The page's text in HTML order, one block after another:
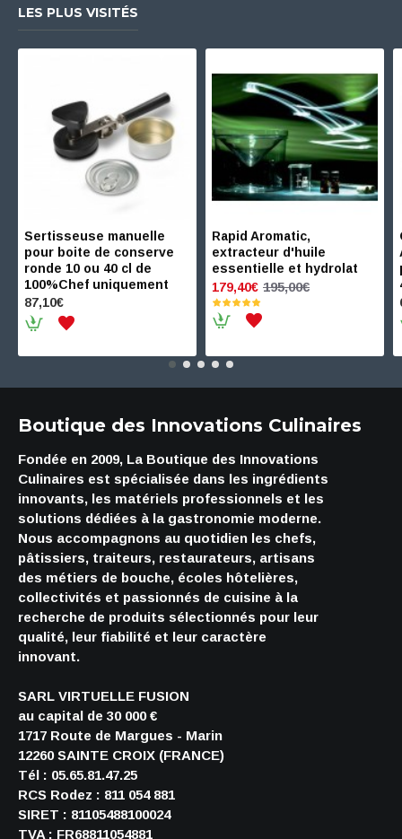
LES PLUS VISITÉS
Sertisseuse manuelle
pour boite de conserve
ronde 10 ou 40 cl de
100%Chef uniquement
87,10€
Rapid Aromatic,
extracteur d'huile
essentielle et hydrolat
179,40€ 195,00€
Boutique des Innovations Culinaires
Fondée en 2009, La Boutique des Innovations
Culinaires est spécialisée dans les ingrédients
innovants, les matériels professionnels et les
solutions dédiées à la gastronomie moderne.
Nous accompagnons au quotidien les chefs,
pâtissiers, traiteurs, restaurateurs, artisans
des métiers de bouche, écoles hôtelières,
collectivités et passionnés de cuisine à la
recherche de produits sélectionnés pour leur
qualité, leur fiabilité et leur caractère
innovant.
SARL VIRTUELLE FUSION
au capital de 30 000 €
1717 Route de Margues - Marin
12260 SAINTE CROIX (FRANCE)
Tél : 05.65.81.47.25
RCS Rodez : 811 054 881
SIRET : 81105488100024
TVA : FR68811054881